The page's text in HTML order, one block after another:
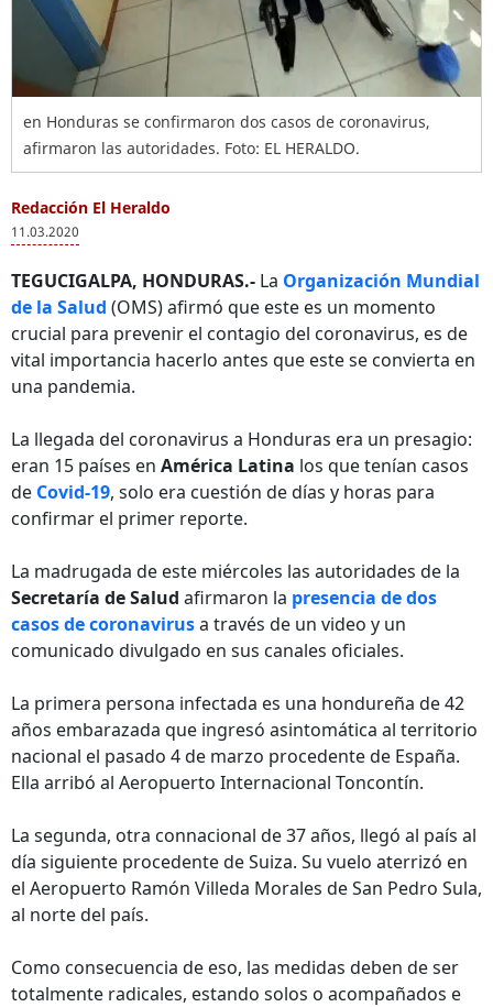
en Honduras se confirmaron dos casos de coronavirus,
afirmaron las autoridades. Foto: EL HERALDO.
Redacción El Heraldo
11.03.2020
TEGUCIGALPA, HONDURAS.- La Organización Mundial
de la Salud (OMS) afirmó que este es un momento
crucial para prevenir el contagio del coronavirus, es de
vital importancia hacerlo antes que este se convierta en
una pandemia.
La llegada del coronavirus a Honduras era un presagio:
eran 15 países en América Latina los que tenían casos
de Covid-19, solo era cuestión de días y horas para
confirmar el primer reporte.
La madrugada de este miércoles las autoridades de la
Secretaría de Salud afirmaron la presencia de dos
casos de coronavirusa través de un video y un
comunicado divulgado en sus canales oficiales.
La primera persona infectada es una hondureña de 42
años embarazada que ingresó asintomática al territorio
nacional el pasado 4 de marzo procedente de España.
Ella arribó al Aeropuerto Internacional Toncontín.
La segunda, otra connacional de 37 años, llegó al país al
día siguiente procedente de Suiza. Su vuelo aterrizó en
el Aeropuerto Ramón Villeda Morales de San Pedro Sula,
al norte del país.
Como consecuencia de eso, las medidas deben de ser
totalmente radicales, estando solos o acompañados e